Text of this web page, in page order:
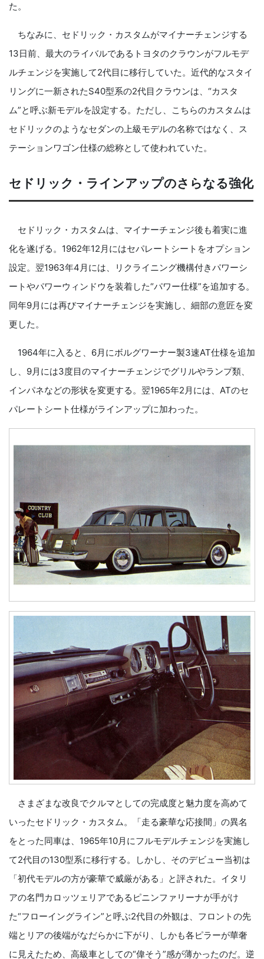
た。
ちなみに、セドリック・カスタムがマイナーチェンジする
13日前、最大のライバルであるトヨタのクラウンがフルモデ
ルチェンジを実施して2代目に移行していた。近代的なスタイ
リングに一新されたS40型系の2代目クラウンは、“カスタ
ム”と呼ぶ新モデルを設定する。ただし、こちらのカスタムは
セドリックのようなセダンの上級モデルの名称ではなく、ス
テーションワゴン仕様の総称として使われていた。
セドリック・ラインアップのさらなる強化
セドリック・カスタムは、マイナーチェンジ後も着実に進
化を遂げる。1962年12月にはセパレートシートをオプション
設定。翌1963年4月には、リクライニング機構付きパワーシ
ートやパワーウィンドウを装着した“パワー仕様”を追加する。
同年9月には再びマイナーチェンジを実施し、細部の意匠を変
更した。
1964年に入ると、6月にボルグワーナー製3速AT仕様を追加
し、9月には3度目のマイナーチェンジでグリルやランプ類、
インパネなどの形状を変更する。翌1965年2月には、ATのセ
パレートシート仕様がラインアップに加わった。
さまざまな改良でクルマとしての完成度と魅力度を高めて
いったセドリック・カスタム。「走る豪華な応接間」の異名
をとった同車は、1965年10月にフルモデルチェンジを実施し
て2代目の130型系に移行する。しかし、そのデビュー当初は
「初代モデルの方が豪華で威厳がある」と評された。イタリ
アの名門カロッツェリアであるピニンファリーナが手がけ
た“フローイングライン”と呼ぶ2代目の外観は、フロントの先
端とリアの後端がなだらかに下がり、しかも各ピラーが華奢
に見えたため、高級車としての“偉そう”感が薄かったのだ。逆